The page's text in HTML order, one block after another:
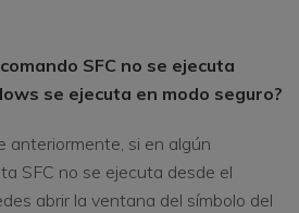
SFC no se ejecuta
se ejecuta en modo seguro?
anteriormente, si en algún
SFC no se ejecuta desde el
abrir la ventana del símbolo del